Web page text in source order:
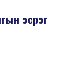
эсрэг